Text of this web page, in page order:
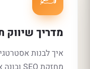
מדריך שיווק
איך לבנות